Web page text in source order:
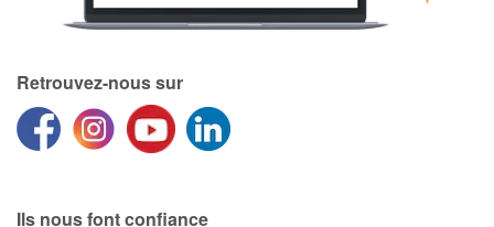
Amour et amitié
Sujets de société
Retrouvez-nous sur
Ils nous font confiance